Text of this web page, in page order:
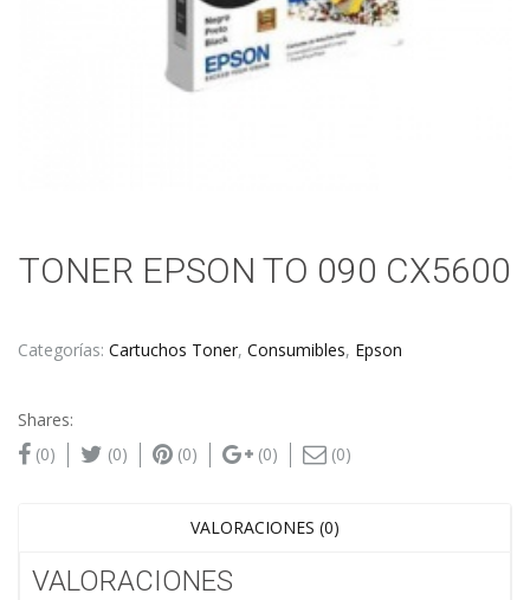
TONER EPSON TO 090 CX5600
Categorías: Cartuchos Toner, Consumibles, Epson
Shares:
(0)
(0) (0) (0) (0)
VALORACIONES (0)
VALORACIONES